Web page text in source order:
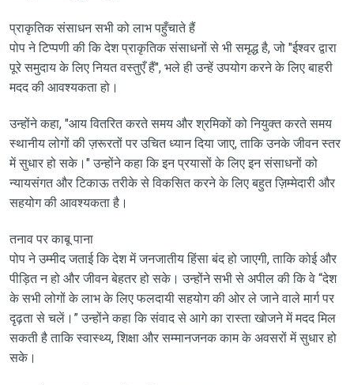
प्राकृतिक संसाधन सभी को लाभ पहुँचाते हैं
पोप ने टिप्पणी की कि देश प्राकृतिक संसाधनों से भी समृद्ध है, जो "ईश्वर द्वारा
पूरे समुदाय के लिए नियत वस्तुएँ हैं", भले ही उन्हें उपयोग करने के लिए बाहरी
मदद की आवश्यकता हो।
उन्होंने कहा, "आय वितरित करते समय और श्रमिकों को नियुक्त करते समय
स्थानीय लोगों की ज़रूरतों पर उचित ध्यान दिया जाए, ताकि उनके जीवन स्तर
में सुधार हो सके।" उन्होंने कहा कि इन प्रयासों के लिए इन संसाधनों को
न्यायसंगत और टिकाऊ तरीके से विकसित करने के लिए बहुत ज़िम्मेदारी और
सहयोग की आवश्यकता है।
तनाव पर काबू पाना
पोप ने उम्मीद जताई कि देश में जनजातीय हिंसा बंद हो जाएगी, ताकि कोई और
पीड़ित न हो और जीवन बेहतर हो सके। उन्होंने सभी से अपील की कि वे “देश
के सभी लोगों के लाभ के लिए फलदायी सहयोग की ओर ले जाने वाले मार्ग पर
दृढ़ता से चलें।” उन्होंने कहा कि संवाद से आगे का रास्ता खोजने में मदद मिल
सकती है ताकि स्वास्थ्य, शिक्षा और सम्मानजनक काम के अवसरों में सुधार हो
सके।